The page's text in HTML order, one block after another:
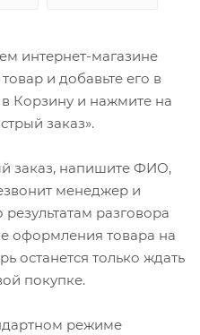
интернет-магазине
и добавьте его в
Корзину и нажмите на
заказ».
заказ, напишите ФИО,
менеджер и
разговора
оформления товара на
останется только ждать
покупке.
режиме